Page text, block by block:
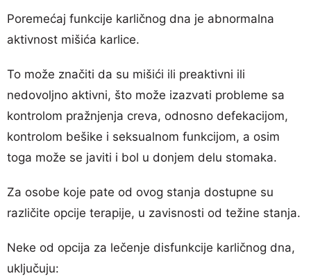
Poremećaj funkcije karličnog dna je abnormalna
aktivnost mišića karlice.
To može značiti da su mišići ili preaktivni ili
nedovoljno aktivni, što može izazvati probleme sa
kontrolom pražnjenja creva, odnosno defekacijom,
kontrolom bešike i seksualnom funkcijom, a osim
toga može se javiti i bol u donjem delu stomaka.
Za osobe koje pate od ovog stanja dostupne su
različite opcije terapije, u zavisnosti od težine stanja.
Neke od opcija za lečenje disfunkcije karličnog dna,
uključuju: